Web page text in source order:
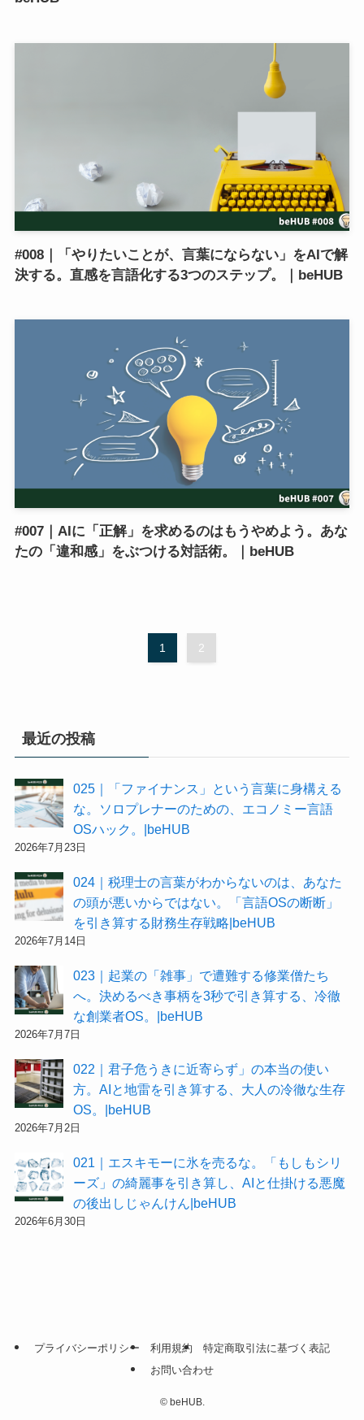
#008｜「やりたいことが、言葉にならない」をAIで解
決する。直感を言語化する3つのステップ。｜beHUB
#007｜AIに「正解」を求めるのはもうやめよう。あな
たの「違和感」をぶつける対話術。｜beHUB
1 2
最近の投稿
025｜「ファイナンス」という言葉に身構える
な。ソロプレナーのための、エコノミー言語
OSハック。|beHUB
2026年7月23日
024｜税理士の言葉がわからないのは、あなた
の頭が悪いからではない。「言語OSの断断」
を引き算する財務生存戦略|beHUB
2026年7月14日
023｜起業の「雑事」で遭難する修業僧たち
へ。決めるべき事柄を3秒で引き算する、冷徹
な創業者OS。|beHUB
2026年7月7日
022｜君子危うきに近寄らず」の本当の使い
方。AIと地雷を引き算する、大人の冷徹な生存
OS。|beHUB
2026年7月2日
021｜エスキモーに氷を売るな。「もしもシリ
ーズ」の綺麗事を引き算し、AIと仕掛ける悪魔
の後出しじゃんけん|beHUB
2026年6月30日
プライバシーポリシー 利用規約
特定商取引法に基づく表記
お問い合わせ
©beHUB.